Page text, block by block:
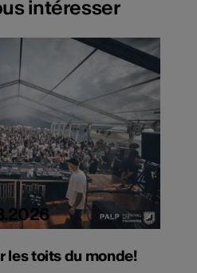
intéresser
les toits du monde!